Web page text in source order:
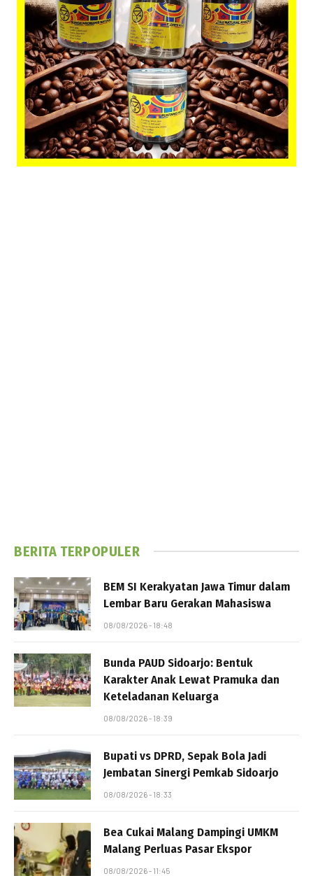
BERITA TERPOPULER
BEM SI Kerakyatan Jawa Timur dalam
Lembar Baru Gerakan Mahasiswa
08/08/2026 - 18:48
Bunda PAUD Sidoarjo: Bentuk
Karakter Anak Lewat Pramuka dan
Keteladanan Keluarga
08/08/2026 - 18:39
Bupati vs DPRD, Sepak Bola Jadi
Jembatan Sinergi Pemkab Sidoarjo
08/08/2026 - 18:33
Bea Cukai Malang Dampingi UMKM
Malang Perluas Pasar Ekspor
08/08/2026 - 11:45